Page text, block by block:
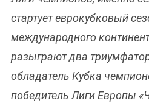
стартует еврокубковый
международного
разыграют два
обладатель Кубка
победитель Лиги Европы